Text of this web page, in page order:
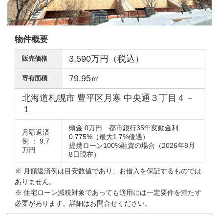
物件概要
販売価格 3,590万円（税込）
専有面積
79.95㎡
北海道札幌市 豊平区月寒 中央通３丁目４－
１
月額返済
例 ： 9.7
万円
頭金 0万円 都市銀行35年変動金利
0.775%（最大1.7%優遇）
提携ローン100%融資の場合（2026年8月
8日現在）
※ 月額返済例は目安数値であり、お借入を保証するものでは
ありません。
※ 住宅ローン減税対象であっても適用には一定要件を満たす
必要があります。詳細はお問合せください。